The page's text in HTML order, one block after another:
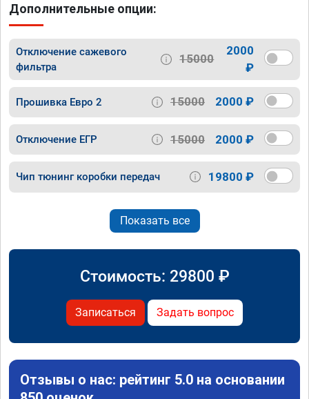
Дополнительные опции:
Отключение сажевого
фильтра
15000
2000
₽
Прошивка Евро 2 15000 2000 ₽
Отключение ЕГР 15000 2000 ₽
Чип тюнинг коробки передач 19800 ₽
Показать все
Стоимость: 29800 ₽
Записаться Задать вопрос
Отзывы о нас: рейтинг 5.0 на основании